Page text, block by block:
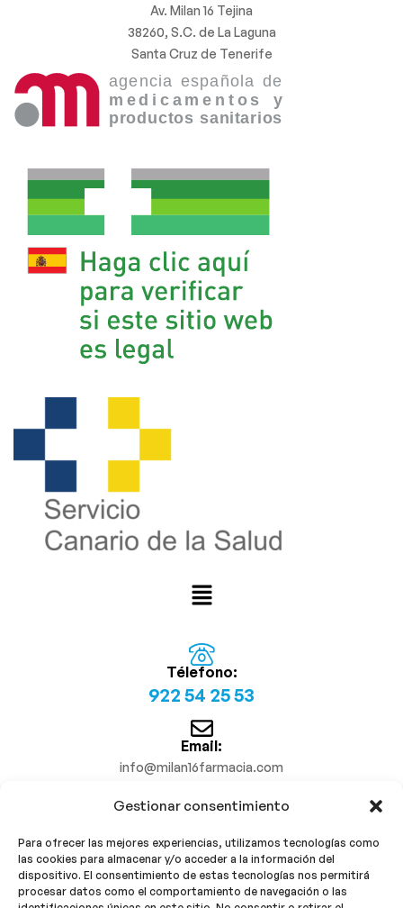
Gestionar consentimiento
Para ofrecer las mejores experiencias, utilizamos tecnologías como
las cookies para almacenar y/o acceder a la información del
dispositivo. El consentimiento de estas tecnologías nos permitirá
procesar datos como el comportamiento de navegación o las
Av. Milan 16 Tejina
38260, S.C. de La Laguna
Santa Cruz de Tenerife
Télefono:
922 54 25 53
Email:
info@milan16farmacia.com
¡Síguenos!